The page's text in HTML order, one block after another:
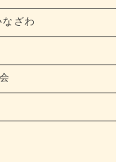
ざわ